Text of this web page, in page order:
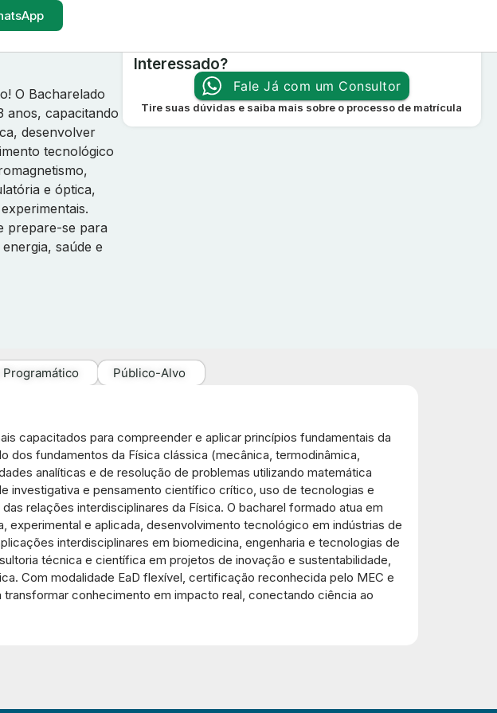
O Bacharelado
anos, capacitando
desenvolver
tecnológico
e óptica,
prepare-se para
saúde e
Interessado?
Fale Já com um Consultor
Tire suas dúvidas e saiba mais sobre o processo de matrícula
Público-Alvo
capacitados para compreender e aplicar princípios fundamentais da
dos fundamentos da Física clássica (mecânica, termodinâmica,
analíticas e de resolução de problemas utilizando matemática
investigativa e pensamento científico crítico, uso de tecnologias e
relações interdisciplinares da Física. O bacharel formado atua em
e aplicada, desenvolvimento tecnológico em indústrias de
interdisciplinares em biomedicina, engenharia e tecnologias de
técnica e científica em projetos de inovação e sustentabilidade,
Com modalidade EaD flexível, certificação reconhecida pelo MEC e
conhecimento em impacto real, conectando ciência ao